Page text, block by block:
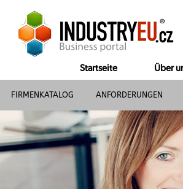
Startseite Über
FIRMENKATALOG ANFORDERUNGEN